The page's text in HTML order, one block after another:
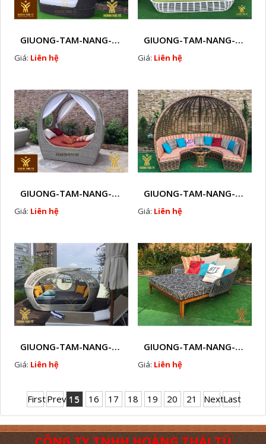
GIUONG-TAM-NANG-GHE-HO-BOI-NHUA-GIA-MAY-NGOAI-TROI-D6
Giá: Liên hệ
GIUONG-TAM-NANG-GHE-HO-BOI-NHUA-GIA-MAY-NGOAI-TROI-D7
Giá: Liên hệ
GIUONG-TAM-NANG-GHE-HO-BOI-NHUA-GIA-MAY-NGOAI-TROI-D8
Giá: Liên hệ
GIUONG-TAM-NANG-GHE-HO-BOI-NHUA-GIA-MAY-NGOAI-TROI-D9
Giá: Liên hệ
GIUONG-TAM-NANG-GHE-HO-BOI-NHUA-GIA-MAY-NGOAI-TROI-D10
Giá: Liên hệ
GIUONG-TAM-NANG-GHE-HO-BOI-NHUA-GIA-MAY-NGOAI-TROI-D11
Giá: Liên hệ
FirstPrev 15 16 17 18 19 20 21 NextLast